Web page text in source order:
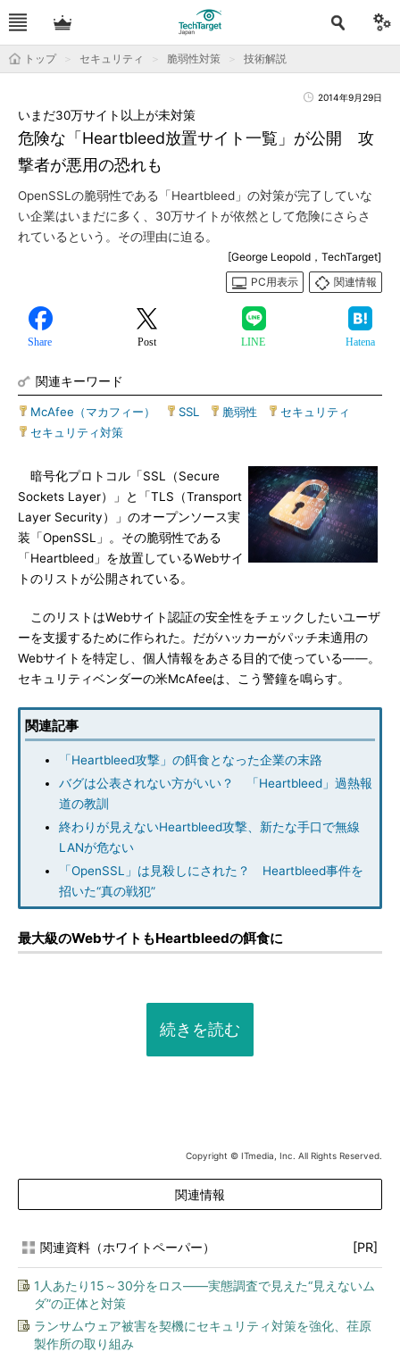
トップ セキュリティ 脆弱性対策 技術解説
2014年9月29日
危険な「Heartbleed放置サイト一覧」が公開 攻
撃者が悪用の恐れも
いまだ30万サイト以上が未対策
OpenSSLの脆弱性である「Heartbleed」の対策が完了していな
い企業はいまだに多く、30万サイトが依然として危険にさらさ
れているという。その理由に迫る。
[George Leopold，TechTarget]
PC用表示
関連情報
Share Post LINE Hatena
関連キーワード
McAfee（マカフィー） SSL 脆弱性 セキュリティ
セキュリティ対策
暗号化プロトコル「SSL（Secure
Sockets Layer）」と「TLS（Transport
Layer Security）」のオープンソース実
装「OpenSSL」。その脆弱性である
「Heartbleed」を放置しているWebサイ
トのリストが公開されている。
このリストはWebサイト認証の安全性をチェックしたいユーザ
ーを支援するために作られた。だがハッカーがパッチ未適用の
Webサイトを特定し、個人情報をあさる目的で使っている――。
セキュリティベンダーの米McAfeeは、こう警鐘を鳴らす。
関連記事
「Heartbleed攻撃」の餌食となった企業の末路
バグは公表されない方がいい？ 「Heartbleed」過熱報
道の教訓
終わりが見えないHeartbleed攻撃、新たな手口で無線
LANが危ない
「OpenSSL」は見殺しにされた？ Heartbleed事件を
招いた“真の戦犯”
最大級のWebサイトもHeartbleedの餌食に
続きを読む
Copyright © ITmedia, Inc. All Rights Reserved.
関連情報
関連資料（ホワイトペーパー） [PR]
1人あたり15～30分をロス――実態調査で見えた“見えないム
ダ”の正体と対策
ランサムウェア被害を契機にセキュリティ対策を強化、荏原
製作所の取り組み